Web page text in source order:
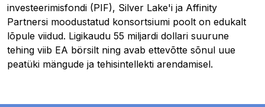
investeerimisfondi (PIF), Silver Lake'i ja Affinity
Partnersi moodustatud konsortsiumi poolt on edukalt
lõpule viidud. Ligikaudu 55 miljardi dollari suurune
tehing viib EA börsilt ning avab ettevõtte sõnul uue
peatüki mängude ja tehisintellekti arendamisel.